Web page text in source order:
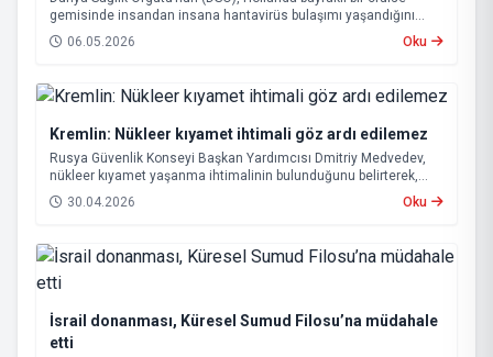
gemisinde insandan insana hantavirüs bulaşımı yaşandığını
açıklaması uluslararası endişeye yol açtı.
06.05.2026 Oku
Kremlin: Nükleer kıyamet ihtimali göz ardı edilemez
Rusya Güvenlik Konseyi Başkan Yardımcısı Dmitriy Medvedev,
nükleer kıyamet yaşanma ihtimalinin bulunduğunu belirterek,
“Buna hazırlıklı olunmalı” ifadelerini kullandı.
30.04.2026 Oku
İsrail donanması, Küresel Sumud Filosu’na müdahale
etti